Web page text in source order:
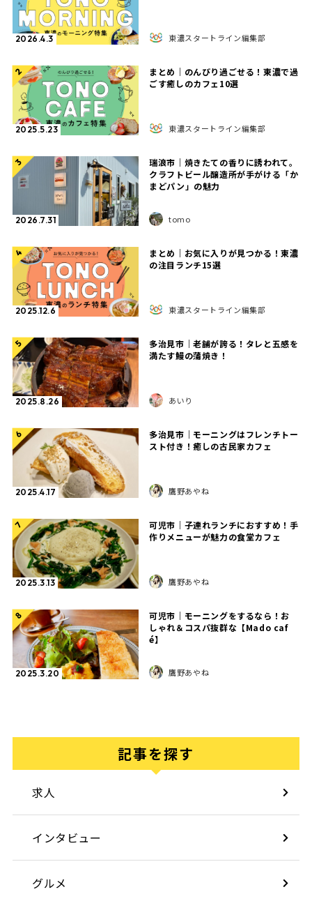
2026.4.3 東濃スタートライン編集部
2
2025.5.23
まとめ｜のんびり過ごせる！東濃で過
ごす癒しのカフェ10選
東濃スタートライン編集部
3
2026.7.31
瑞浪市｜焼きたての香りに誘われて。
クラフトビール醸造所が手がける「か
まどパン」の魅力
tomo
4
2025.12.6
まとめ｜お気に入りが見つかる！東濃
の注目ランチ15選
東濃スタートライン編集部
5
2025.8.26
多治見市｜老舗が誇る！タレと五感を
満たす鰻の蒲焼き！
あいり
6
2025.4.17
多治見市｜モーニングはフレンチトー
スト付き！癒しの古民家カフェ
鷹野あやね
7
2025.3.13
可児市｜子連れランチにおすすめ！手
作りメニューが魅力の食堂カフェ
鷹野あやね
8
2025.3.20
可児市｜モーニングをするなら！お
しゃれ＆コスパ抜群な【Mado caf
é】
鷹野あやね
記事を探す
求人
インタビュー
グルメ